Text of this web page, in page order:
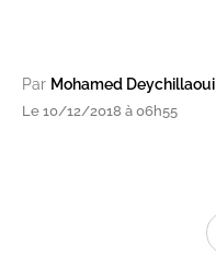
Par Mohamed Deychillaoui
Le 10/12/2018 à 06h55